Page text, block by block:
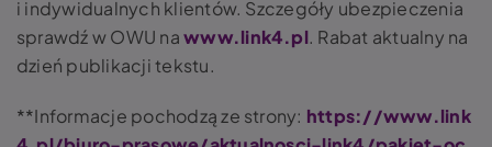
i indywidualnych klientów. Szczegóły ubezpieczenia
sprawdź w OWU nawww.link4.pl. Rabat aktualny na
dzień publikacji tekstu.
**Informacje pochodzą ze strony: https://www.link